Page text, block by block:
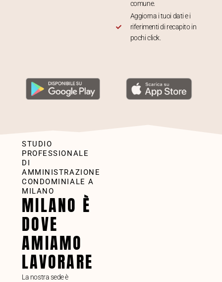
comune.
Aggiorna i tuoi dati e i
riferimenti di recapito in
pochi click.
STUDIO
PROFESSIONALE
DI
AMMINISTRAZIONE
CONDOMINIALE A
MILANO
MILANO È
DOVE
AMIAMO
LAVORARE
La nostra sede è